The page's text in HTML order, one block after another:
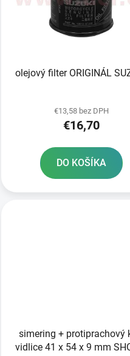
olejový filter ORIGINÁL
€13,58 bez DPH
€16,70
DO KOŠÍKA
simering + protiprachový
vidlice 41 x 54 x 9 mm